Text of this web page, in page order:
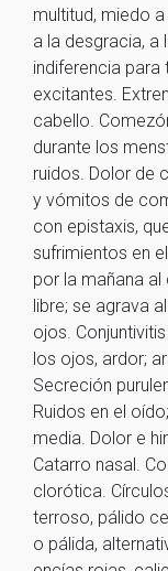
multitud, miedo
a la desgracia, a
indiferencia
excitantes.
cabello.
durante los
ruidos. Dolor de
y vómitos de
con epistaxis,
sufrimientos en
por la mañana
libre; se agrava
ojos.
los ojos, ardor;
Secreción
Ruidos en el
media. Dolor e
Catarro nasal.
clorótica.
terroso, pálido
o pálida,